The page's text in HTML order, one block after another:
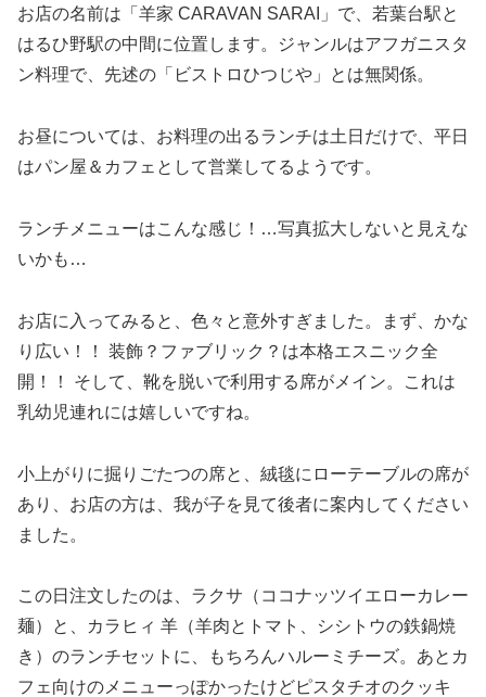
お店の名前は「羊家 CARAVAN SARAI」で、若葉台駅と
はるひ野駅の中間に位置します。ジャンルはアフガニスタ
ン料理で、先述の「ビストロひつじや」とは無関係。
お昼については、お料理の出るランチは土日だけで、平日
はパン屋＆カフェとして営業してるようです。
ランチメニューはこんな感じ！…写真拡大しないと見えな
いかも…
お店に入ってみると、色々と意外すぎました。まず、かな
り広い！！ 装飾？ファブリック？は本格エスニック全
開！！ そして、靴を脱いで利用する席がメイン。これは
乳幼児連れには嬉しいですね。
小上がりに掘りごたつの席と、絨毯にローテーブルの席が
あり、お店の方は、我が子を見て後者に案内してください
ました。
この日注文したのは、ラクサ（ココナッツイエローカレー
麺）と、カラヒィ 羊（羊肉とトマト、シシトウの鉄鍋焼
き）のランチセットに、もちろんハルーミチーズ。あとカ
フェ向けのメニューっぽかったけどピスタチオのクッキ